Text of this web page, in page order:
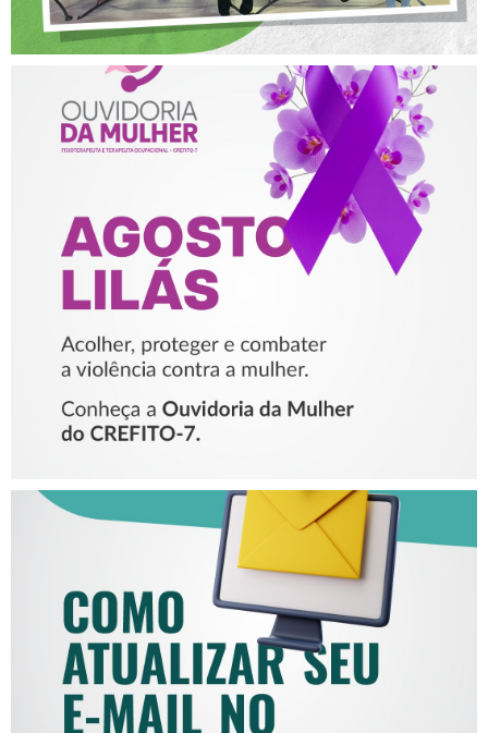
AGOSTO LILÁS – ACOLHER,
PROTEGER E COMBATER A
VIOLÊNCIA CONTRA A
MULHER
COMO ATUALIZAR SEU E-
MAIL NO CREFITO-7